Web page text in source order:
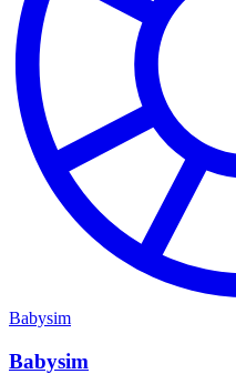
Babysim
Babysim